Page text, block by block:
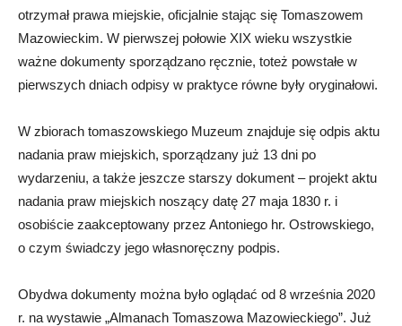
otrzymał prawa miejskie, oficjalnie stając się Tomaszowem
Mazowieckim. W pierwszej połowie XIX wieku wszystkie
ważne dokumenty sporządzano ręcznie, toteż powstałe w
pierwszych dniach odpisy w praktyce równe były oryginałowi.
W zbiorach tomaszowskiego Muzeum znajduje się odpis aktu
nadania praw miejskich, sporządzany już 13 dni po
wydarzeniu, a także jeszcze starszy dokument – projekt aktu
nadania praw miejskich noszący datę 27 maja 1830 r. i
osobiście zaakceptowany przez Antoniego hr. Ostrowskiego,
o czym świadczy jego własnoręczny podpis.
Obydwa dokumenty można było oglądać od 8 września 2020
r. na wystawie „Almanach Tomaszowa Mazowieckiego”. Już